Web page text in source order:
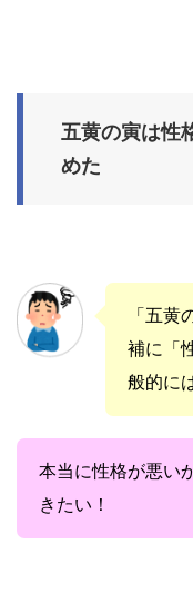
五黄の寅は性
めた
「五黄
補に「
般的に
本当に性格が悪い
きたい！